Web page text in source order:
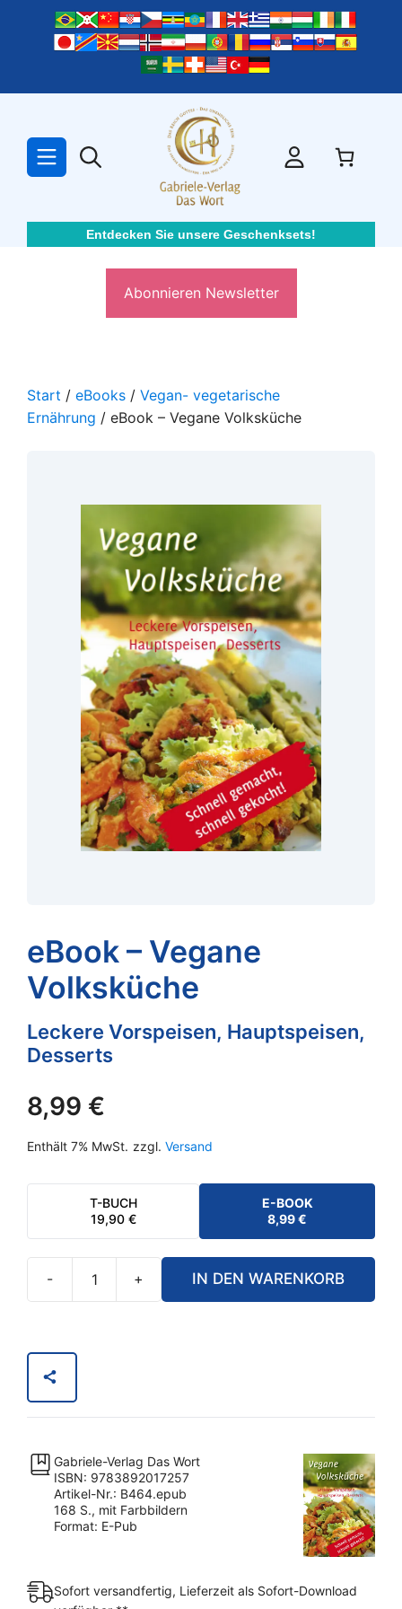
springen
Entdecken Sie unsere Geschenksets!
Abonnieren Newsletter
Start / eBooks / Vegan- vegetarische
Ernährung / eBook – Vegane Volksküche
eBook – Vegane
Volksküche
Leckere Vorspeisen, Hauptspeisen,
Desserts
8,99 €
Enthält 7% MwSt. zzgl. Versand
T-BUCH
19,90 €
E-BOOK
8,99€
-
eBook
+ IN DEN WARENKORB
Gabriele-Verlag Das Wort
ISBN: 9783892017257
Artikel-Nr.: B464.epub
168 S., mit Farbbildern
Format: E-Pub
Sofort versandfertig, Lieferzeit als Sofort-Download